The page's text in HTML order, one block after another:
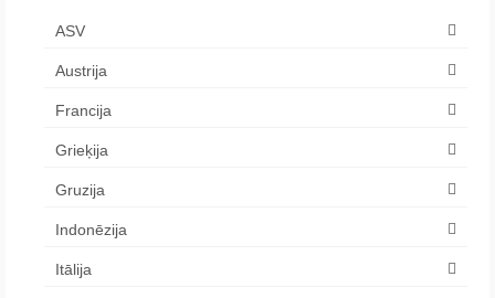
ASV
Austrija
Francija
Grieķija
Gruzija
Indonēzija
Itālija